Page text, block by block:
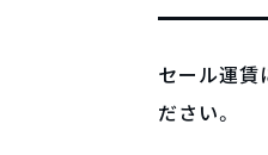
セール運賃
ださい。